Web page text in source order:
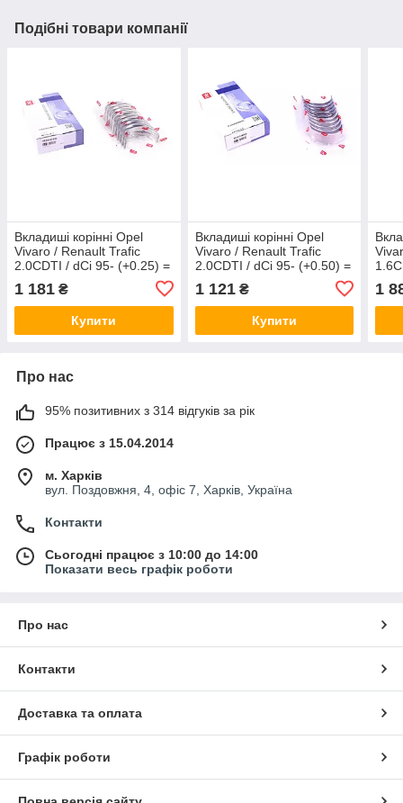
Подібні товари компанії
Вкладиші корінні Opel
Vivaro / Renault Trafic
2.0CDTI / dCi 95- (+0.25) =
180038001415
1 181 ₴
Купити
Вкладиші корінні Opel
Vivaro / Renault Trafic
2.0CDTI / dCi 95- (+0.50) =
180038001421
1 121₴
Купити
1
Про нас
95% позитивних з 314 відгуків за рік
Працює з 15.04.2014
м. Харків
вул. Поздовжня, 4, офіс 7, Харків, Україна
Контакти
Сьогодні працює з 10:00 до 14:00
Показати весь графік роботи
Про нас
Контакти
Доставка та оплата
Графік роботи